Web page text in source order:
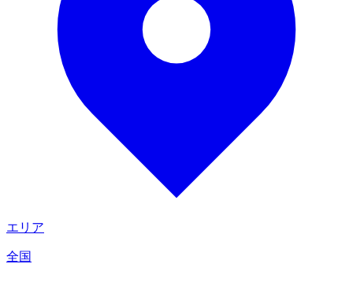
エリア
全国